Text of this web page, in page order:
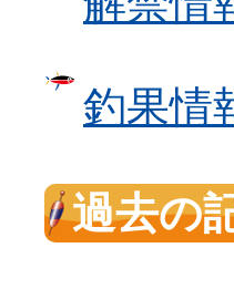
釣果情
過去の